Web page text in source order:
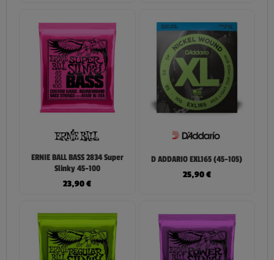
ERNIE BALL BASS 2834 Super
Slinky 45-100
23,90€
D ADDARIO EXL165 (45-105)
25,90€